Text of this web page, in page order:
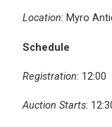
Location: Myro
Schedule
Registration: 12:00
Auction Starts: